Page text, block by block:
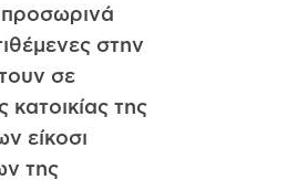
προσωρινά
στην
σε
κατοικίας της
είκοσι
της